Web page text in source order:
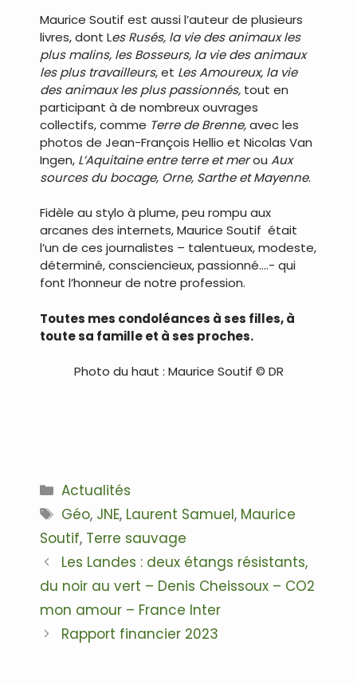
Maurice Soutif est aussi l’auteur de plusieurs
livres, dont Les Rusés, la vie des animaux les
plus malins, les Bosseurs, la vie des animaux
les plus travailleurs, et Les Amoureux, la vie
des animaux les plus passionnés, tout en
participant à de nombreux ouvrages
collectifs, comme Terre de Brenne,avec les
photos de Jean-François Hellio et Nicolas Van
Ingen, L’Aquitaine entre terre et merou Aux
sources du bocage, Orne, Sarthe et Mayenne.
Fidèle au stylo à plume, peu rompu aux
arcanes des internets, Maurice Soutif était
l’un de ces journalistes – talentueux, modeste,
déterminé, consciencieux, passionné….- qui
font l’honneur de notre profession.
Toutes mes condoléances à ses filles, à
toute sa famille et à ses proches.
Photo du haut : Maurice Soutif © DR
Catégories
Actualités
Étiquettes
Géo, JNE, Laurent Samuel, Maurice
Soutif, Terre sauvage
Navigation
des
Les Landes : deux étangs résistants,
du noir au vert – Denis Cheissoux – CO2
mon amour – France Inter
Rapport financier 2023